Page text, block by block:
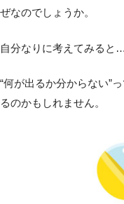
ぜなのでしょうか。
自分なりに考えてみると…
“何が出るか分からない”
るのかもしれません。